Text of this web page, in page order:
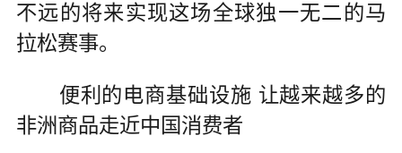
不远的将来实现这场全球独一无二的马
拉松赛事。
便利的电商基础设施 让越来越多的
非洲商品走近中国消费者